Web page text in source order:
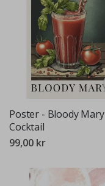
Poster - Bloody Mary
Cocktail
99,00 kr